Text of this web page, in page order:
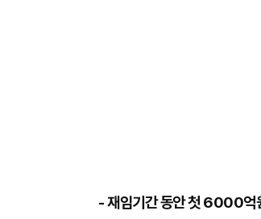
- 재임기간 동안 첫 6000억